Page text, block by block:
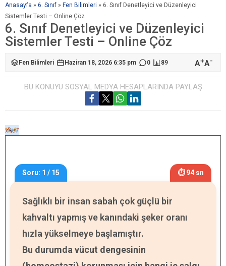
Anasayfa » 6. Sınıf » Fen Bilimleri » 6. Sınıf Denetleyici ve Düzenleyici
Sistemler Testi – Online Çöz
6. Sınıf Denetleyici ve Düzenleyici
Sistemler Testi – Online Çöz
Fen Bilimleri Haziran 18, 2026 6:35 pm 0 89 A+A-
BU KONUYU SOSYAL MEDYA HESAPLARINDA PAYLAŞ
Soru: 1 / 15 ⏱ 94 sn
Sağlıklı bir insan sabah çok güçlü bir
kahvaltı yapmış ve kanındaki şeker oranı
hızla yükselmeye başlamıştır.
Bu durumda vücut dengesinin